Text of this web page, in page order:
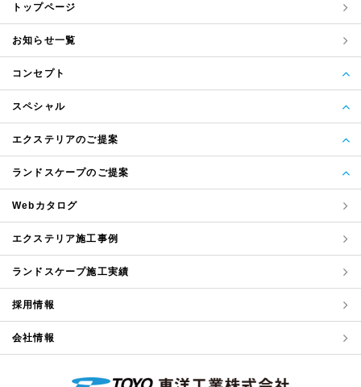
トップページ
お知らせ一覧
コンセプト
スペシャル
エクステリアのご提案
ランドスケープのご提案
Webカタログ
エクステリア施工事例
ランドスケープ施工実績
採用情報
会社情報